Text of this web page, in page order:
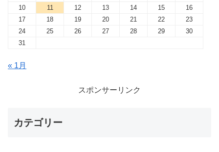
10
11 12 13 14 15
16
17
18 19 20 21 22
23
24
25 26 27 28 29
30
31
« 1月
スポンサーリンク
カテゴリー